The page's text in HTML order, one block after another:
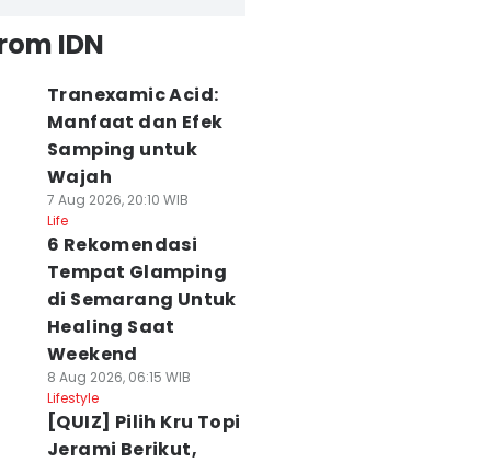
IDN
Tranexamic Acid:
Manfaat dan Efek
Samping untuk
Wajah
7 Aug 2026, 20:10 WIB
Life
6 Rekomendasi
Tempat Glamping
di Semarang Untuk
Healing Saat
Weekend
8 Aug 2026, 06:15 WIB
Lifestyle
[QUIZ] Pilih Kru Topi
Jerami Berikut,